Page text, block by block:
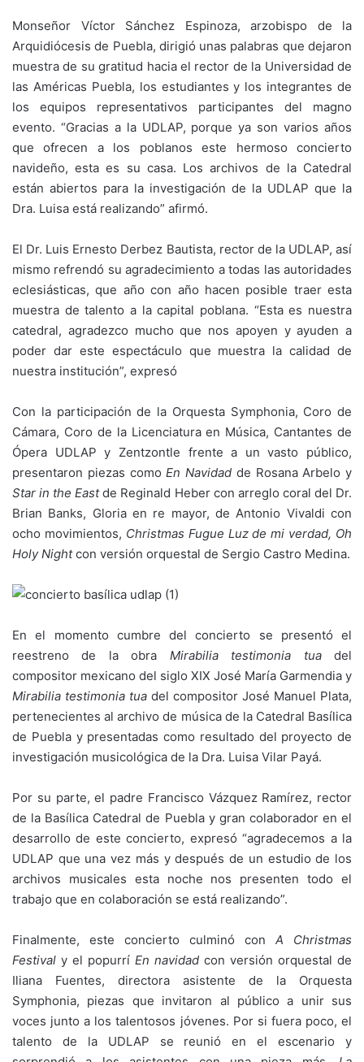
Monseñor Víctor Sánchez Espinoza, arzobispo de la
Arquidiócesis de Puebla, dirigió unas palabras que dejaron
muestra de su gratitud hacia el rector de la Universidad de
las Américas Puebla, los estudiantes y los integrantes de
los equipos representativos participantes del magno
evento. “Gracias a la UDLAP, porque ya son varios años
que ofrecen a los poblanos este hermoso concierto
navideño, esta es su casa. Los archivos de la Catedral
están abiertos para la investigación de la UDLAP que la
Dra. Luisa está realizando” afirmó.
El Dr. Luis Ernesto Derbez Bautista, rector de la UDLAP, así
mismo refrendó su agradecimiento a todas las autoridades
eclesiásticas, que año con año hacen posible traer esta
muestra de talento a la capital poblana. “Esta es nuestra
catedral, agradezco mucho que nos apoyen y ayuden a
poder dar este espectáculo que muestra la calidad de
nuestra institución”, expresó
Con la participación de la Orquesta Symphonia, Coro de
Cámara, Coro de la Licenciatura en Música, Cantantes de
Ópera UDLAP y Zentzontle frente a un vasto público,
presentaron piezas comoEn Navidad de Rosana Arbelo y
Star in the Eastde Reginald Heber con arreglo coral del Dr.
Brian Banks, Gloria en re mayor, de Antonio Vivaldi con
ocho movimientos, Christmas Fugue Luz de mi verdad, Oh
Holy Nightcon versión orquestal de Sergio Castro Medina.
En el momento cumbre del concierto se presentó el
reestreno de la obra Mirabilia testimonia tuadel
compositor mexicano del siglo XIX José María Garmendia y
Mirabilia testimonia tua del compositor José Manuel Plata,
pertenecientes al archivo de música de la Catedral Basílica
de Puebla y presentadas como resultado del proyecto de
investigación musicológica de la Dra. Luisa Vilar Payá.
Por su parte, el padre Francisco Vázquez Ramírez, rector
de la Basílica Catedral de Puebla y gran colaborador en el
desarrollo de este concierto, expresó “agradecemos a la
UDLAP que una vez más y después de un estudio de los
archivos musicales esta noche nos presenten todo el
trabajo que en colaboración se está realizando”.
Finalmente, este concierto culminó con A Christmas
Festival y el popurrí En navidad con versión orquestal de
Iliana Fuentes, directora asistente de la Orquesta
Symphonia, piezas que invitaron al público a unir sus
voces junto a los talentosos jóvenes. Por si fuera poco, el
talento de la UDLAP se reunió en el escenario y